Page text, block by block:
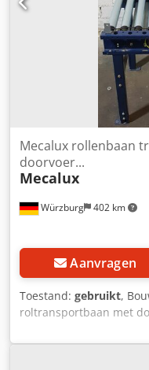
Würzburg 402 km
Mecalux rollenbaan
doorvoer...
Mecalux
Aanvragen
Toestand: gebruikt,
roltransportbaan met
Fabrikant: Mecalux
Nominale/
580 mm doorloop